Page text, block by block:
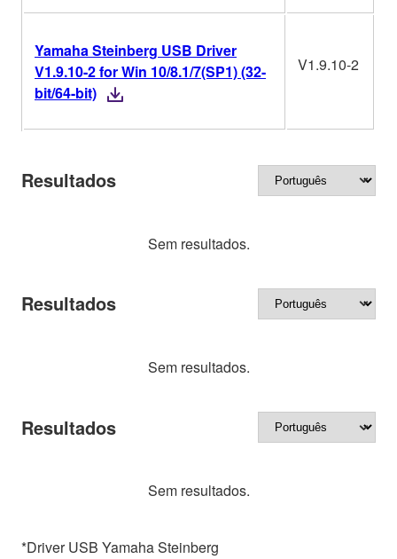
Yamaha Steinberg USB Driver
V1.9.10-2 for Win 10/8.1/7(SP1) (32-
bit/64-bit)
V1.9.10-2
Resultados
Sem resultados.
Resultados
Sem resultados.
Resultados
Sem resultados.
*Driver USB Yamaha Steinberg